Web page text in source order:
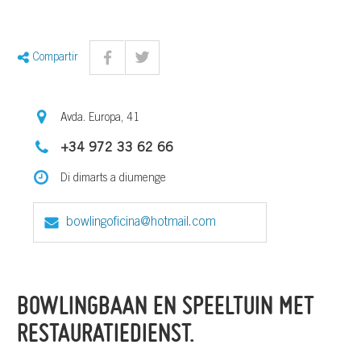
Compartir
BOWLINGBAAN EN SPEELTUIN MET
RESTAURATIEDIENST.
Avda. Europa, 41
+34 972 33 62 66
Di dimarts a diumenge
bowlingoficina@hotmail.com